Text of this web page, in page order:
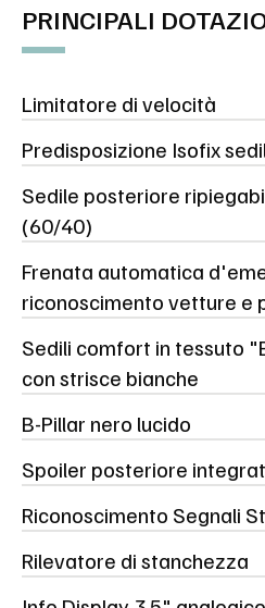
PRINCIPALI
Limitatore di velocità
Predisposizione Isofix
Sedile posteriore
(60/40)
Frenata automatica
riconoscimento vetture e
Sedili comfort in tessuto
con strisce bianche
B-Pillar nero lucido
Spoiler posteriore
Riconoscimento Segnali
Rilevatore di stanchezza